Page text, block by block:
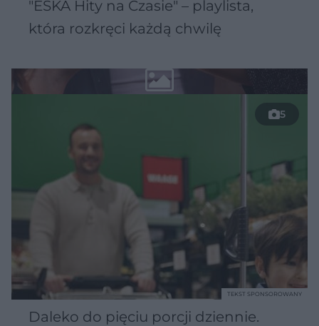
"ESKA Hity na Czasie" – playlista,
która rozkręci każdą chwilę
5
Daleko do pięciu porcji dziennie.
TEKST SPONSOROWANY